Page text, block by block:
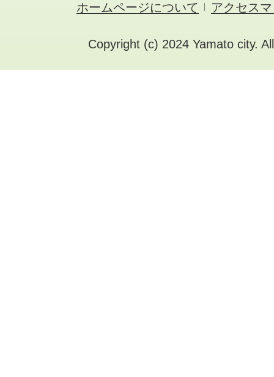
ホームページについて アクセス
Copyright (c) 2024 Yamato city.